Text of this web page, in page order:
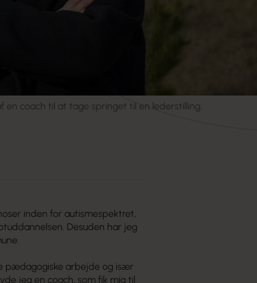
en coach til at tage springet til en lederstilling.
inden for autismespektret,
Desuden har jeg
pædagogiske arbejde og især
jeg en coach, som fik mig til